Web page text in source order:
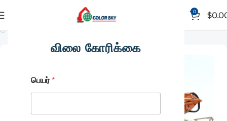
விலை கோரிக்கை
பெயர்*
0 $